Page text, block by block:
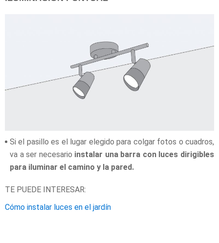
Si el pasillo es el lugar elegido para colgar fotos o cuadros,
va a ser necesario instalar una barra con luces dirigibles
para iluminar el camino y la pared.
TE PUEDE INTERESAR:
Cómo instalar luces en el jardín